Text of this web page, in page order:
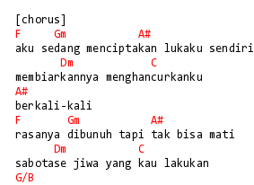
F
Gm
A#
aku sedang menciptakan lukaku sendiri
Dm
C
A#
F
Gm
A#
rasanya dibunuh tapi tak bisa mati
Dm
C
G/ B